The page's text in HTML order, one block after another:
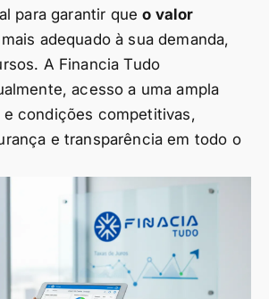
para garantir queo valor
adequado à sua demanda,
A Financia Tudo
acesso a uma ampla
e condições competitivas,
e transparência em todo o